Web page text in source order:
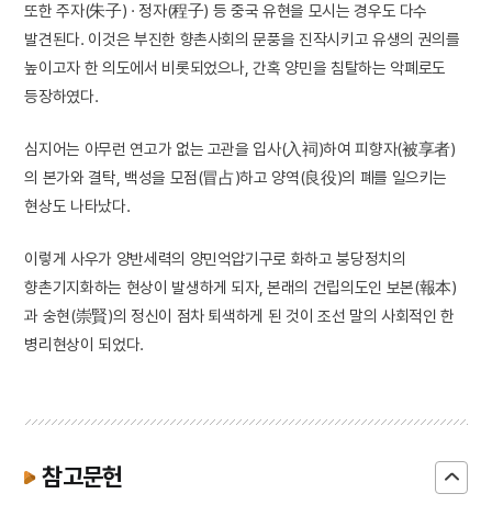
또한 주자(朱子) · 정자(程子) 등 중국 유현을 모시는 경우도 다수
발견된다. 이것은 부진한 향촌사회의 문풍을 진작시키고 유생의 권의를
높이고자 한 의도에서 비롯되었으나, 간혹 양민을 침탈하는 악폐로도
등장하였다.
심지어는 아무런 연고가 없는 고관을 입사(入祠)하여 피향자(被享者)
의 본가와 결탁, 백성을 모점(冒占)하고 양역(良役)의 폐를 일으키는
현상도 나타났다.
이렇게 사우가 양반세력의 양민억압기구로 화하고 붕당정치의
향촌기지화하는 현상이 발생하게 되자, 본래의 건립의도인 보본(報本)
과 숭현(崇賢)의 정신이 점차 퇴색하게 된 것이 조선 말의 사회적인 한
병리현상이 되었다.
참고문헌